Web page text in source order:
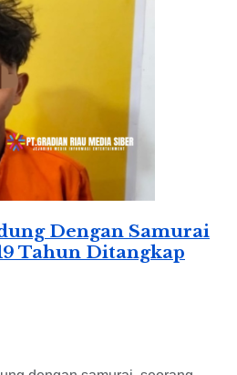
Dengan Samurai
Tahun Ditangkap